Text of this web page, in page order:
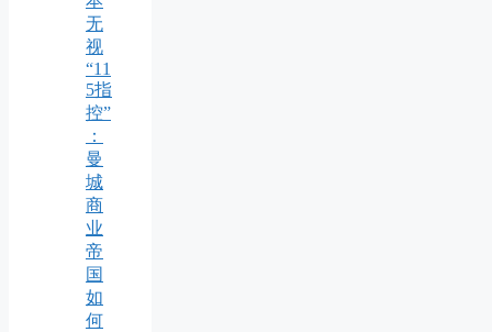
无
视
“11
5指
控”
：
曼
城
商
业
帝
国
如
何